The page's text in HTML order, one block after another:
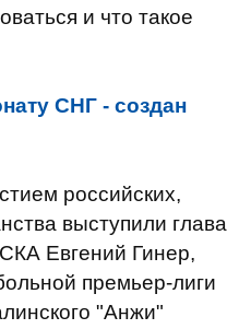
и что такое
СНГ - создан
российских,
выступили глава
Евгений Гинер,
премьер-лиги
"Анжи"